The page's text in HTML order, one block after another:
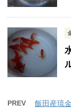
PREV 飯田産琉